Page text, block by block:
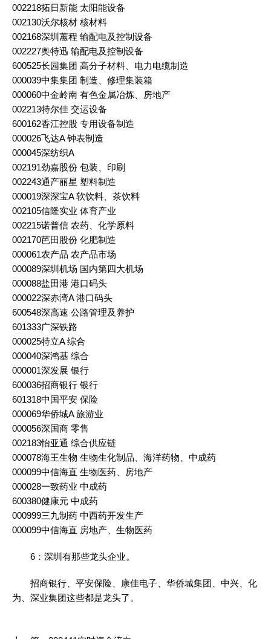
002218拓日新能 太阳能设备
002130沃尔核材 核材料
002168深圳蕙程 输配电及控制设备
002227奥特迅 输配电及控制设备
600525长园集团 高分子材料、电力电缆制造
000039中集集团 制造、修理集装箱
000060中金岭南 有色金属冶炼、房地产
002213特尔佳 交运设备
600162香江控股 专用设备制造
000026飞达A 钟表制造
000045深纺织A
002191劲嘉股份 包装、印刷
002243通产丽星 塑料制造
000019深深宝A 软饮料、茶饮料
002105信隆实业 体育产业
002215诺普信 农药、化学原料
002170芭田股份 化肥制造
000061农产品 农产品市场
000089深圳机场 国内第四大机场
000088盐田港 港口码头
000022深赤湾A 港口码头
600548深高速 公路管理及养护
601333广深铁路
000025特立A 综合
000040深鸿基 综合
000001深发展 银行
600036招商银行 银行
601318中国平安 保险
000069华侨城A 旅游业
000056深国商 零售
002183怡亚通 综合供应链
000078海王生物 生物生化制品、海洋药物、中成药
000099中信海直 生物医药、房地产
000028一致药业 中成药
600380健康元 中成药
000999三九制药 中西药开发生产
000099中信海直 房地产、生物医药
6：深圳有那些龙头企业。
招商银行、平安保险、康佳电子、华侨城集团、中兴、化
为、深业集团这些都是龙头了。